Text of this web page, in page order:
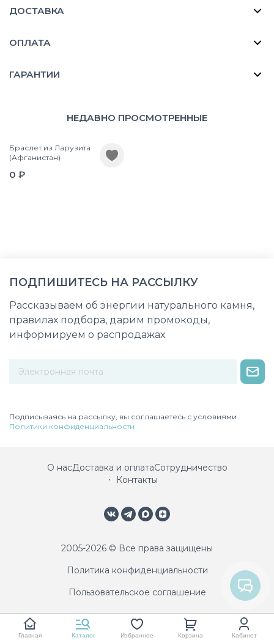
ДОСТАВКА
ОПЛАТА
ГАРАНТИИ
НЕДАВНО ПРОСМОТРЕННЫЕ
Браслет из Ларузита
(Афганистан)
0 ₽
ПОДПИШИТЕСЬ НА РАССЫЛКУ
Рассказываем об энергии натурального камня,
правилах подбора, дарим промокоды,
информируем о распродажах
Подписываясь на рассылку, вы соглашаетесь с условиями
Политики конфиденциальности
О насДоставка и оплатаСотрудничество
Контакты
2005-2026 © Все права защищены
Политика конфиденциальности
Пользовательское соглашение
Главная Каталог Избранное Корзина Кабинет